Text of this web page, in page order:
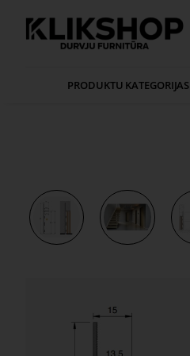
PRODUKTU KATEGORIJAS